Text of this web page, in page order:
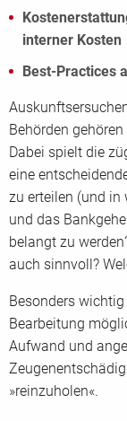
interner Kosten
Best-Practices
Behörden
Dabei spielt die
eine
zu erteilen (und in
und das
belangt zu
auch sinnvoll?
Besonders
Bearbeitung
Aufwand und
»reinzuholen«.